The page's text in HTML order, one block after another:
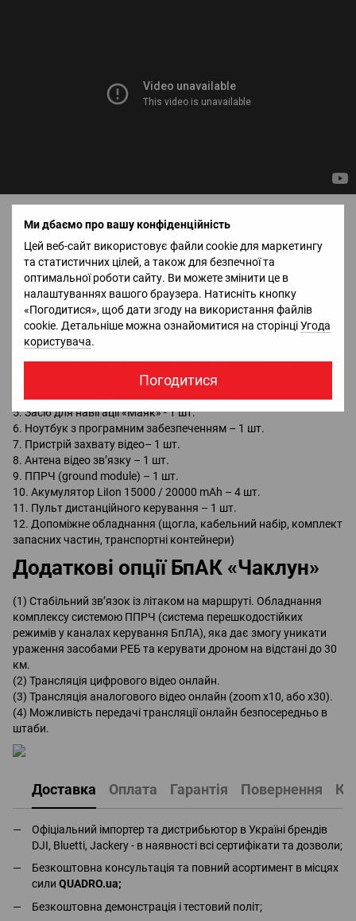
Ми дбаємо про вашу конфіденційність
Цей веб-сайт використовує файли cookie для маркетингу
та статистичних цілей, а також для безпечної та
оптимальної роботи сайту. Ви можете змінити це в
налаштуваннях вашого браузера. Натисніть кнопку
«Погодитися», щоб дати згоду на використання файлів
cookie. Детальніше можна ознайомитися на сторінціУгода
користувача.
Погодитися
Комплектація БпАК «Чаклун»
Готовий комплекс БпАК «Чаклун» — це два повністю зібрані та
налаштовані літаки, оснащені повними комплектами
необхідної електроніки, ноутбуком зі встановленим
програмним забезпеченням та комплектом необхідних
аксесуарів.
1. БпЛА «Чаклун» - 2шт .
2. Камера GoPro 10 – 2 шт.
3. Комплект аналогового відео зв’язку з камерою zoom Х10 –
5. Засіб для навігації «Маяк» - 1 шт.
6. Ноутбук з програмним забезпеченням – 1 шт.
7. Пристрій захвату відео– 1 шт.
8. Антена відео зв’язку – 1 шт.
9. ППРЧ (ground module) – 1 шт.
10. Акумулятор LiIon 15000 / 20000 mAh – 4 шт.
11. Пульт дистанційного керування – 1 шт.
12. Допоміжне обладнання (щогла, кабельний набір, комплект
запасних частин, транспортні контейнери)
Додаткові опції БпАК «Чаклун»
(1) Стабільний зв’язок із літаком на маршруті. Обладнання
комплексу системою ППРЧ (система перешкодостійких
режимів у каналах керування БпЛА), яка дає змогу уникати
ураження засобами РЕБ та керувати дроном на відстані до 30
км.
(2) Трансляція цифрового відео онлайн.
(3) Трансляція аналогового відео онлайн (zoom х10, або х30).
(4) Можливість передачі трансляції онлайн безпосередньо в
штаби.
Доставка Оплата Гарантія Повернення
Офіціальний імпортер та дистрибьютор в Україні брендів
DJI, Bluetti, Jackery - в наявності всі сертифікати та дозволи;
Безкоштовна консультація та повний асортимент в місцях
сили QUADRO.ua;
Безкоштовна демонстрація і тестовий політ;